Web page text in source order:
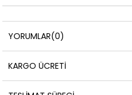
YORUMLAR(0)
KARGO ÜCRETI